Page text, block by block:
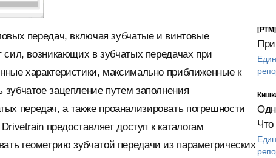
передач, включая зубчатые и винтовые
возникающих в зубчатых передачах при
характеристики, максимально приближенные к
зацепление путем заполнения
передач, а также проанализировать погрешности
предоставляет доступ к каталогам
геометрию зубчатой передачи из параметрических
[PTM]